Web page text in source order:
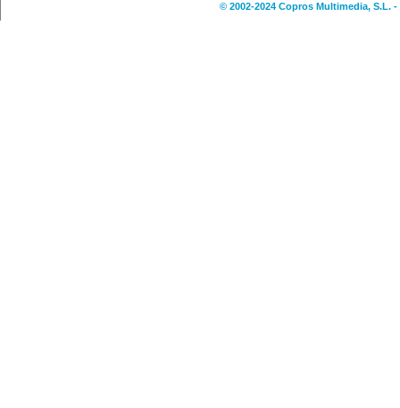
© 2002-2024 Copros Multimedia, S.L.